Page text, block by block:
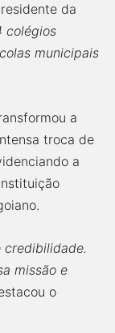
da
colégios
municipais
a
troca de
a
credibilidade.
missão e
o